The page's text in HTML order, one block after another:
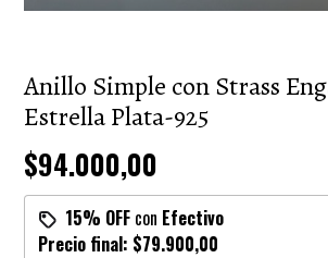
Anillo Simple con Strass
Estrella Plata-925
$94.000,00
15% OFF con Efectivo
Precio final: $79.900,00